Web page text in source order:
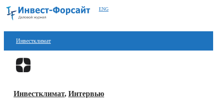
ENG
Инвестклимат
Финансы
Блокчейн
Инвестклимат, Интервью